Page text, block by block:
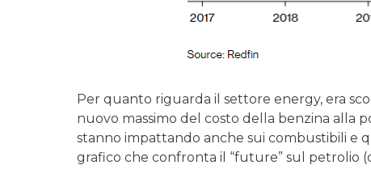
Per quanto riguarda il settore energy, era
nuovo massimo del costo della benzina alla
stanno impattando anche sui combustibili e
grafico che confronta il “future” sul petrolio